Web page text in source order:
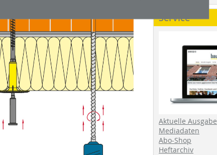
Service
Aktuelle Ausgabe
Mediadaten
Abo-Shop
Heftarchiv